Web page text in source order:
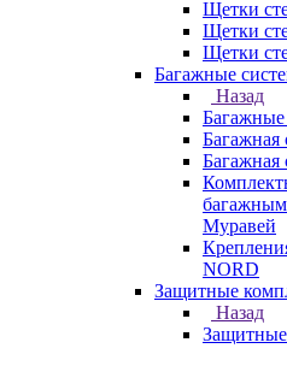
Щетки
Щетки
Щетки
Багажные
Назад
Багажные
Багажная
Муравей
NORD
Защитные
Назад